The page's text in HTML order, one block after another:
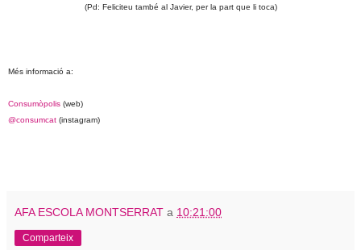
(Pd: Feliciteu també al Javier, per la part que li toca)
Més informació a:
Consumòpolis (web)
@consumcat (instagram)
AFA ESCOLA MONTSERRAT a 10:21:00
Comparteix